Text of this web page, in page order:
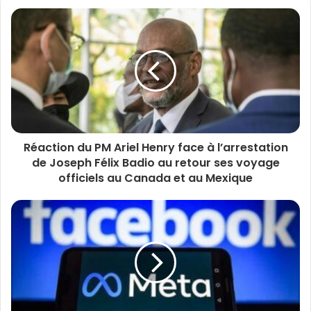
Réaction du PM Ariel Henry face à l’arrestation
de Joseph Félix Badio au retour ses voyage
officiels au Canada et au Mexique